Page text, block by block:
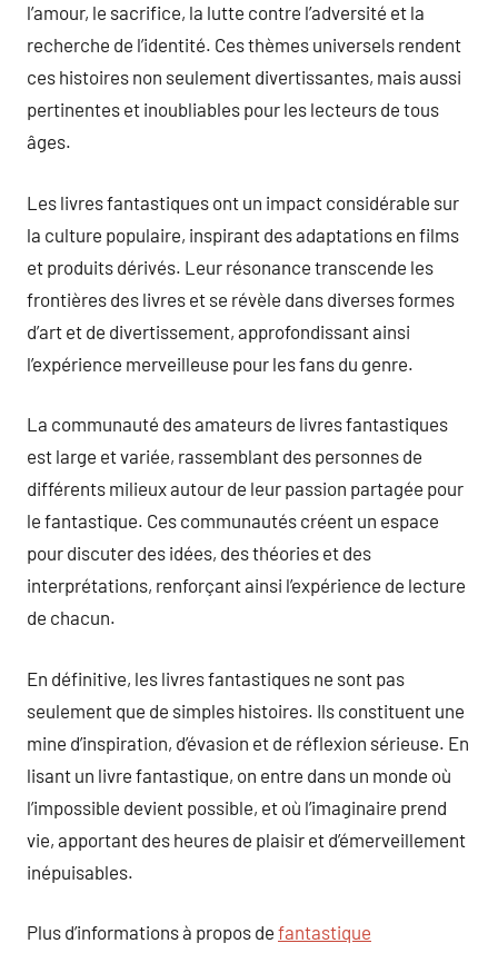
l’amour, le sacrifice, la lutte contre l’adversité et la
recherche de l’identité. Ces thèmes universels rendent
ces histoires non seulement divertissantes, mais aussi
pertinentes et inoubliables pour les lecteurs de tous
âges.
Les livres fantastiques ont un impact considérable sur
la culture populaire, inspirant des adaptations en films
et produits dérivés. Leur résonance transcende les
frontières des livres et se révèle dans diverses formes
d’art et de divertissement, approfondissant ainsi
l’expérience merveilleuse pour les fans du genre.
La communauté des amateurs de livres fantastiques
est large et variée, rassemblant des personnes de
différents milieux autour de leur passion partagée pour
le fantastique. Ces communautés créent un espace
pour discuter des idées, des théories et des
interprétations, renforçant ainsi l’expérience de lecture
de chacun.
En définitive, les livres fantastiques ne sont pas
seulement que de simples histoires. Ils constituent une
mine d’inspiration, d’évasion et de réflexion sérieuse. En
lisant un livre fantastique, on entre dans un monde où
l’impossible devient possible, et où l’imaginaire prend
vie, apportant des heures de plaisir et d’émerveillement
inépuisables.
Plus d’informations à propos de fantastique